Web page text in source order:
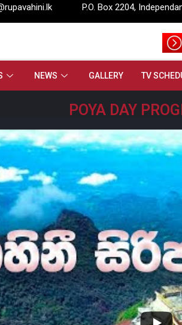
Box 2204, Independance Square, Colombo –
NEWS GALLERY TV
POYA DAY